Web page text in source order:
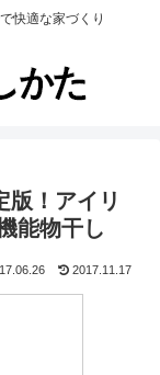
快適な家づくり
版！アイリ
能物干し
2017.11.17